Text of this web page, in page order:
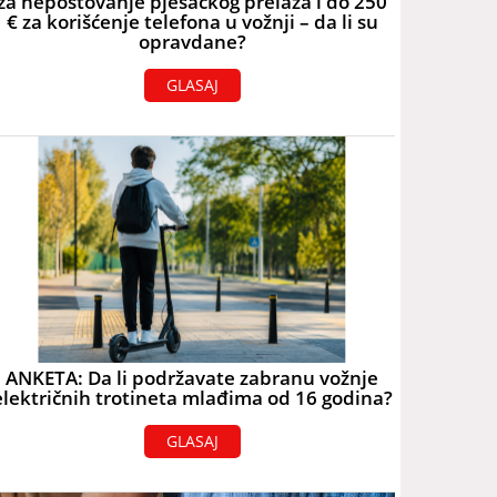
€ za korišćenje telefona u vožnji – da li su
opravdane?
GLASAJ
ANKETA: Da li podržavate zabranu vožnje
trotineta mlađima od 16 godina?
GLASAJ